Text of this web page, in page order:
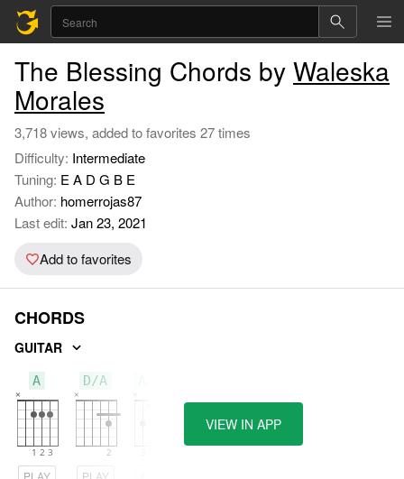
The Blessing Chords by Waleska
Morales
3,718 views, added to favorites 27 times
Difficulty: Intermediate
Tuning: E A D G B E
Author: homerrojas87
Last edit: Jan 23, 2021
Add to favorites
CHORDS
GUITAR
A
PLAY
D/A
PLAY
VIEW IN APP